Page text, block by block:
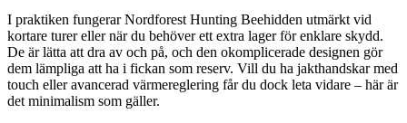
I praktiken fungerar Nordforest Hunting Beehidden utmärkt vid
kortare turer eller när du behöver ett extra lager för enklare skydd.
De är lätta att dra av och på, och den okomplicerade designen gör
dem lämpliga att ha i fickan som reserv. Vill du ha jakthandskar med
touch eller avancerad värmereglering får du dock leta vidare – här är
det minimalism som gäller.